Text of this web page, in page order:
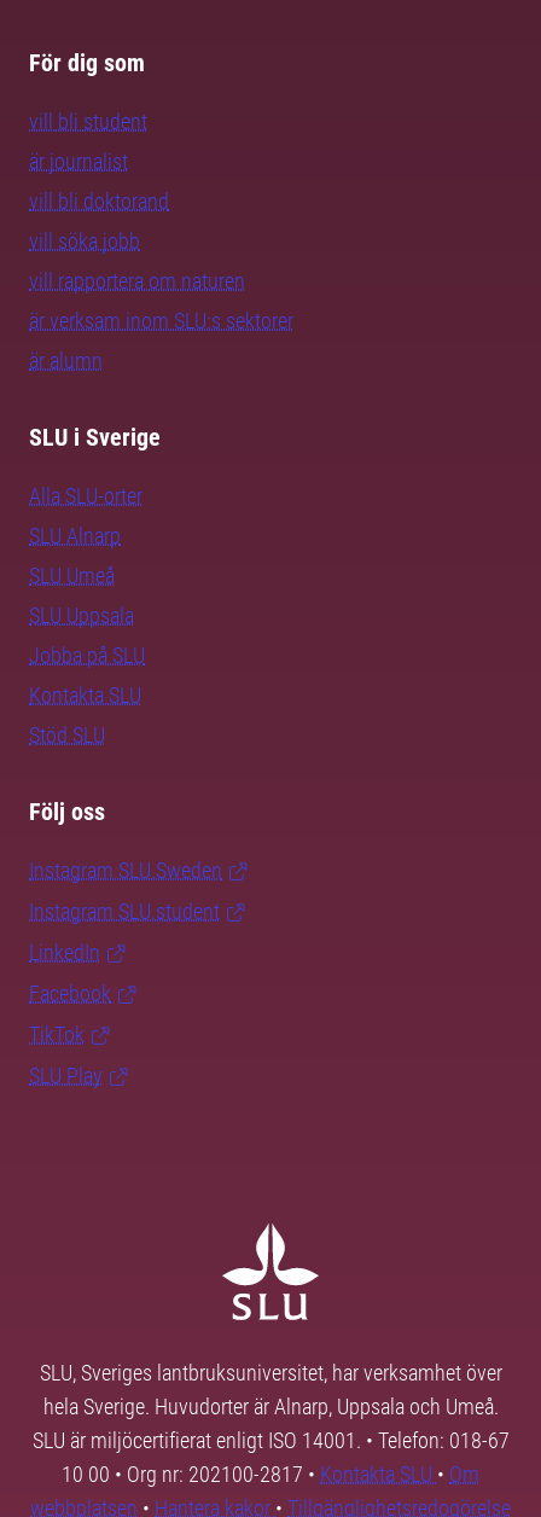
För dig som
vill bli student
är journalist
vill bli doktorand
vill söka jobb
vill rapportera om naturen
är verksam inom SLU:s sektorer
är alumn
SLU i Sverige
Alla SLU-orter
SLU Alnarp
SLU Umeå
SLU Uppsala
Jobba på SLU
Kontakta SLU
Stöd SLU
Följ oss
Instagram SLU.Sweden
Instagram SLU.student
LinkedIn
Facebook
TikTok
SLU Play
SLU, Sveriges lantbruksuniversitet, har verksamhet över
hela Sverige. Huvudorter är Alnarp, Uppsala och Umeå.
SLU är miljöcertifierat enligt ISO 14001. • Telefon: 018-67
10 00 • Org nr: 202100-2817 • Kontakta SLU • Om
webbplatsen • Hantera kakor • Tillgänglighetsredogörelse